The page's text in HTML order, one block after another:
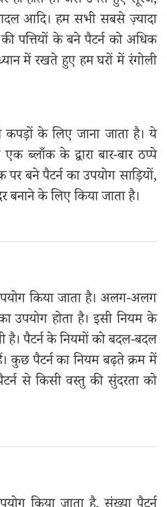
आदि। हम सभी सबसे ज़्यादा
पत्तियों के बने पैटर्न को अधिक
में रखते हुए हम घरों में रंगोली
के लिए जाना जाता है। ये
ब्लाँक के द्वारा बार-बार ठप्पे
बने पैटर्न का उपयोग साड़ियों,
बनाने के लिए किया जाता है।
किया जाता है। अलग-अलग
उपयोग होता है। इसी नियम के
है। पैटर्न के नियमों को बदल-बदल
कुछ पैटर्न का नियम बढ़ते क्रम में
से किसी वस्तु की सुंदरता को